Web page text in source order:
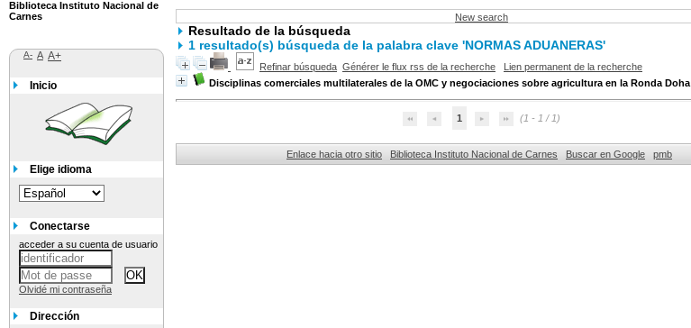
New search
Resultado de la búsqueda
1 resultado(s) búsqueda de la palabra clave 'NORMAS ADUANERAS'
Refinar búsqueda Générer le flux rss de la recherche
Lien permanent de la recherche
Disciplinas comerciales multilaterales de la OMC y negociaciones sobre agricultura en la Ronda Doha
1 (1 - 1 / 1)
Enlace hacia otro sitio Biblioteca Instituto Nacional de Carnes Buscar en Google pmb
Biblioteca Instituto Nacional de
Carnes
A- A A+
Inicio
Elige idioma
Conectarse
acceder a su cuenta de usuario
Olvidé mi contraseña
Dirección